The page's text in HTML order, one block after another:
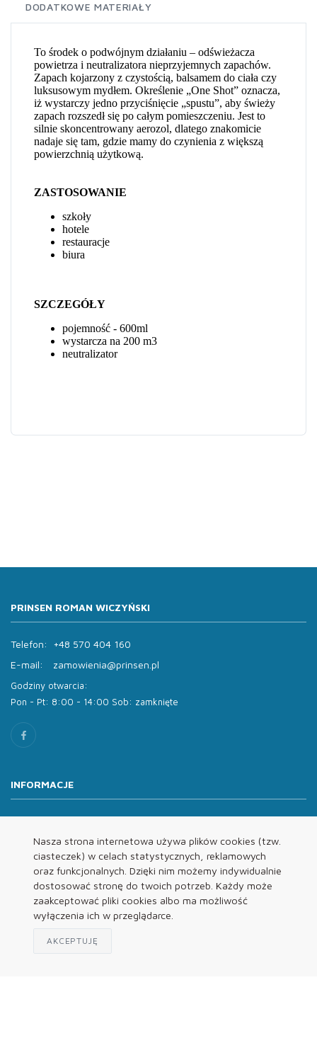
Nasza strona internetowa używa plików cookies (tzw.
ciasteczek) w celach statystycznych, reklamowych
oraz funkcjonalnych. Dzięki nim możemy indywidualnie
dostosować stronę do twoich potrzeb. Każdy może
zaakceptować pliki cookies albo ma możliwość
wyłączenia ich w przeglądarce.
AKCEPTUJĘ
DODATKOWE MATERIAŁY
PRINSEN ROMAN WICZYŃSKI
Telefon:
+48 570 404 160
E-mail:
zamowienia@prinsen.pl
Godziny otwarcia:
Pon - Pt: 8:00 - 14:00 Sob: zamknięte
INFORMACJE
Oferta
Kontakt
REGULAMINY
Regulamin
Polityka Prywatności